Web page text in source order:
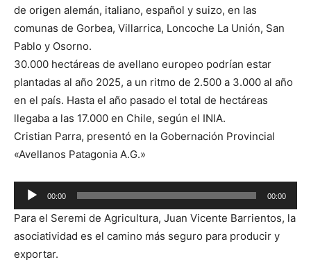
de origen alemán, italiano, español y suizo, en las
comunas de Gorbea, Villarrica, Loncoche La Unión, San
Pablo y Osorno.
30.000 hectáreas de avellano europeo podrían estar
plantadas al año 2025, a un ritmo de 2.500 a 3.000 al año
en el país. Hasta el año pasado el total de hectáreas
llegaba a las 17.000 en Chile, según el INIA.
Cristian Parra, presentó en la Gobernación Provincial
«Avellanos Patagonia A.G.»
Reproductor
de
audio
00:00 00:00
Para el Seremi de Agricultura, Juan Vicente Barrientos, la
asociatividad es el camino más seguro para producir y
exportar.